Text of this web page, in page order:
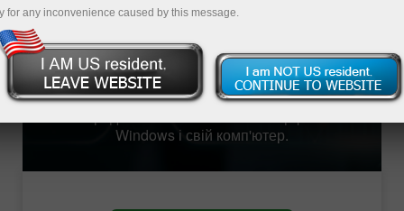
забезпечений постійним резервним
безперебійну роботу і надійність. Він
доступний на будь-яких пристроях, має
безлімітний швидкісний інтернет. Більш того,
робота проходить звичним чином, тому, що
Windows і свій комп'ютер.
for any inconvenience caused by this message.